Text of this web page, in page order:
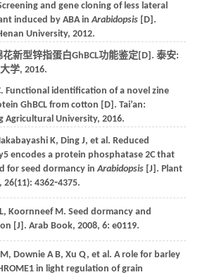
and gene cloning of less lateral
induced by ABA inArabidopsis[D].
University, 2012.
新型锌指蛋白GhBCL功能鉴定[D]. 泰安:
学, 2016.
. Functional identification of a novel zine
GhBCL from cotton [D]. Tai’an:
Agricultural University, 2016.
K, Ding J, et al. Reduced
encodes a protein phosphatase 2C that
for seed dormancy inArabidopsis[J]. Plant
26(11): 4362⁃4375.
L, Koornneef M. Seed dormancy and
[J]. Arab Book, 2008, 6: e0119.
, Downie A B, Xu Q, et al. A role for barley
in light regulation of grain